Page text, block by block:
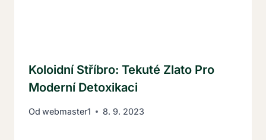
Koloidní Stříbro: Tekuté Zlato Pro
Moderní Detoxikaci
Od webmaster1 8. 9. 2023